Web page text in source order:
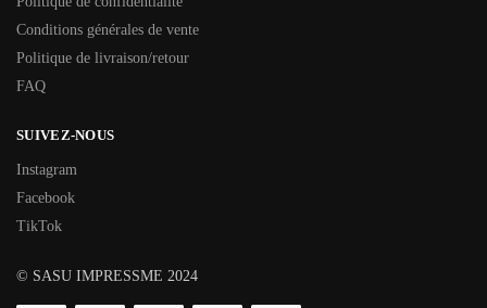
Conditions générales de vente
Politique de livraison/retour
FAQ
SUIVEZ-NOUS
Instagram
Facebook
TikTok
© SASU IMPRESSME 2024